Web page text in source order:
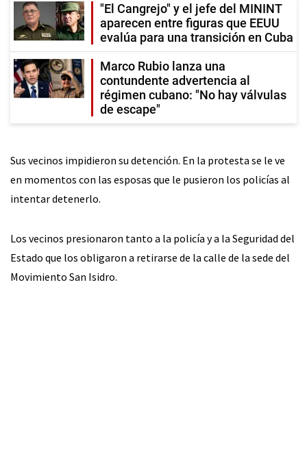
"El Cangrejo" y el jefe del MININT
aparecen entre figuras que EEUU
evalúa para una transición en Cuba
Marco Rubio lanza una
contundente advertencia al
régimen cubano: "No hay válvulas
de escape"
Sus vecinos impidieron su detención. En la protesta se le ve
en momentos con las esposas que le pusieron los policías al
intentar detenerlo.
Los vecinos presionaron tanto a la policía y a la Seguridad del
Estado que los obligaron a retirarse de la calle de la sede del
Movimiento San Isidro.